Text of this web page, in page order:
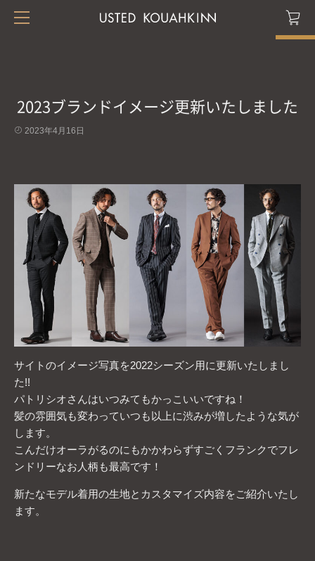
2023ブランドイメージ更新いたしました
2023年4月16日
サイトのイメージ写真を2022シーズン用に更新いたしまし
た!!
パトリシオさんはいつみてもかっこいいですね！
髪の雰囲気も変わっていつも以上に渋みが増したような気が
します。
こんだけオーラがるのにもかかわらずすごくフランクでフレ
ンドリーなお人柄も最高です！
新たなモデル着用の生地とカスタマイズ内容をご紹介いたし
ます。